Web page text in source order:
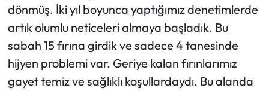
dönmüş. İki yıl boyunca yaptığımız denetimlerde
artık olumlu neticeleri almaya başladık. Bu
sabah 15 fırına girdik ve sadece 4 tanesinde
hijyen problemi var. Geriye kalan fırınlarımız
gayet temiz ve sağlıklı koşullardaydı. Bu alanda